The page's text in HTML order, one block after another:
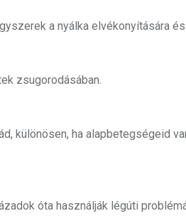
a nyálka elvékonyítására
zsugorodásában.
különösen, ha alapbetegségeid
óta használják légúti